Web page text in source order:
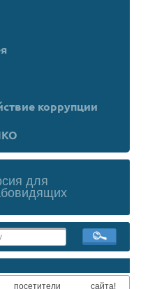
коррупции
для
посетители сайта!